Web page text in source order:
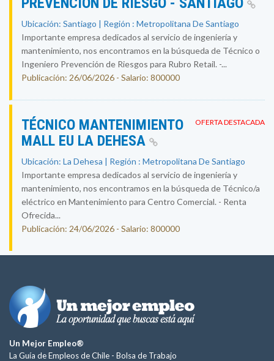
Ubicación: Santiago | Región : Metropolitana De Santiago
Importante empresa dedicados al servicio de ingeniería y
mantenimiento, nos encontramos en la búsqueda de Técnico o
Ingeniero Prevención de Riesgos para Rubro Retail. -...
Publicación: 26/06/2026 - Salario: 800000
OFERTA DESTACADA
TÉCNICO MANTENIMIENTO
MALL EU LA DEHESA
Ubicación: La Dehesa | Región : Metropolitana De Santiago
Importante empresa dedicados al servicio de ingeniería y
mantenimiento, nos encontramos en la búsqueda de Técnico/a
eléctrico en Mantenimiento para Centro Comercial. - Renta
Ofrecida...
Publicación: 24/06/2026 - Salario: 800000
Un Mejor Empleo®
La Guía de Empleos de Chile - Bolsa de Trabajo